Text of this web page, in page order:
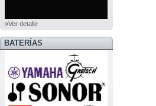
»Ver detalle
BATERÍAS